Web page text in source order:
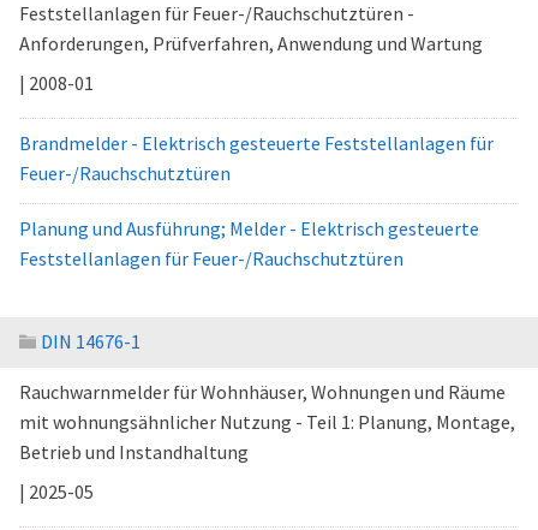
Feststellanlagen für Feuer-/Rauchschutztüren -
Anforderungen, Prüfverfahren, Anwendung und Wartung
| 2008-01
Brandmelder - Elektrisch gesteuerte Feststellanlagen für
Feuer-/Rauchschutztüren
Planung und Ausführung; Melder - Elektrisch gesteuerte
Feststellanlagen für Feuer-/Rauchschutztüren
DIN 14676-1
Rauchwarnmelder für Wohnhäuser, Wohnungen und Räume
mit wohnungsähnlicher Nutzung - Teil 1: Planung, Montage,
Betrieb und Instandhaltung
| 2025-05